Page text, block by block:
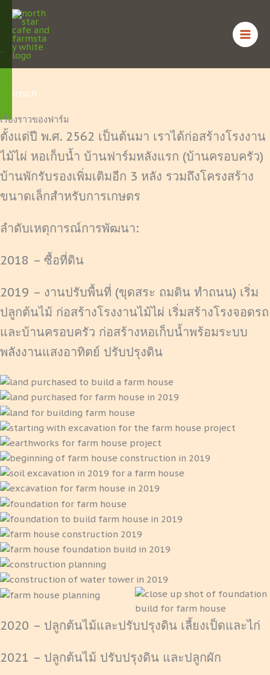
Skip
content
English
ไทย
Deutsch
เรื่องราวของฟาร์ม
ตั้งแต่ปี พ.ศ. 2562 เป็นต้นมา เราได้ก่อสร้างโรงงาน
ไม้ไผ่ หอเก็บน้ำ บ้านฟาร์มหลังแรก (บ้านครอบครัว)
บ้านพักรับรองเพิ่มเติมอีก 3 หลัง รวมถึงโครงสร้าง
ขนาดเล็กสำหรับการเกษตร
ลำดับเหตุการณ์การพัฒนา:
2018 – ซื้อที่ดิน
2019 – งานปรับพื้นที่ (ขุดสระ ถมดิน ทำถนน) เริ่ม
ปลูกต้นไม้ ก่อสร้างโรงงานไม้ไผ่ เริ่มสร้างโรงจอดรถ
และบ้านครอบครัว ก่อสร้างหอเก็บน้ำพร้อมระบบ
พลังงานแสงอาทิตย์ ปรับปรุงดิน
2020 – ปลูกต้นไม้และปรับปรุงดิน เลี้ยงเป็ดและไก่
2021 – ปลูกต้นไม้ ปรับปรุงดิน และปลูกผัก